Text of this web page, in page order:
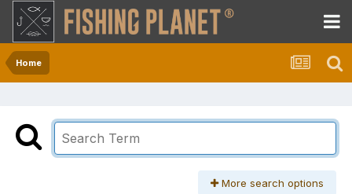
Home
More search options